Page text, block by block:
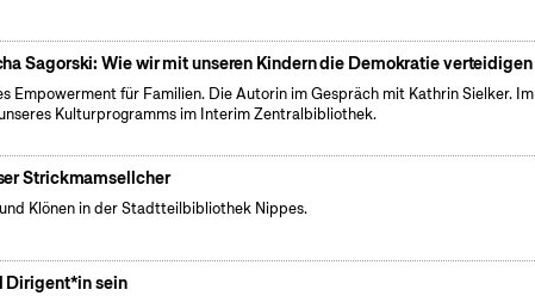
Sagorski: Wie wir mit unseren Kindern die Demokratie verteidigen
Empowerment für Familien. Die Autorin im Gespräch mit Kathrin Sielker. Im
Kulturprogramms im Interim Zentralbibliothek.
Strickmamsellcher
Klönen in der Stadtteilbibliothek Nippes.
Dirigent*in sein